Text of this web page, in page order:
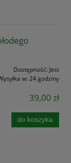
Dostępność: Jest
w: 24 godziny
39,00 zł
do koszyka